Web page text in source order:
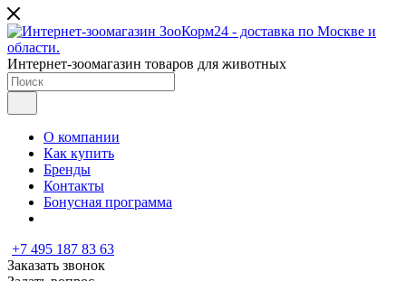
Интернет-зоомагазин товаров для животных
О компании
Как купить
Бренды
Контакты
Бонусная программа
+7 495 187 83 63
Заказать звонок